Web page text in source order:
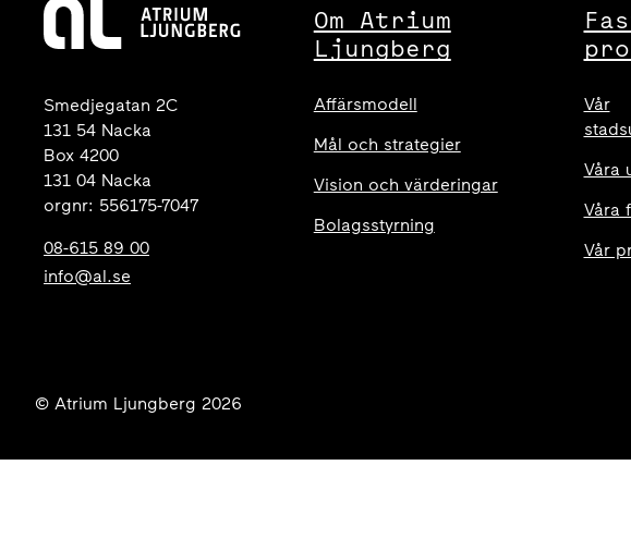
Smedjegatan 2C
131 54 Nacka
Box 4200
131 04 Nacka
orgnr: 556175-7047
08-615 89 00
info@al.se
Om Atrium
Ljungberg
Affärsmodell
Mål och strategier
Vision och värderingar
Bolagsstyrning
Vår
Våra
Våra
Vår
© Atrium Ljungberg 2026